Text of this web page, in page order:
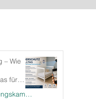
– Wie
für
können
Spycam / Überwachungskameras